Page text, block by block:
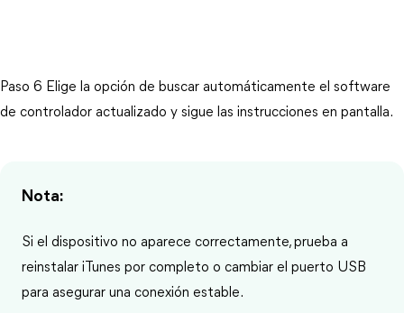
Paso 6 Elige la opción de buscar automáticamente el software
de controlador actualizado y sigue las instrucciones en pantalla.
Nota:
Si el dispositivo no aparece correctamente, prueba a
reinstalar iTunes por completo o cambiar el puerto USB
para asegurar una conexión estable.